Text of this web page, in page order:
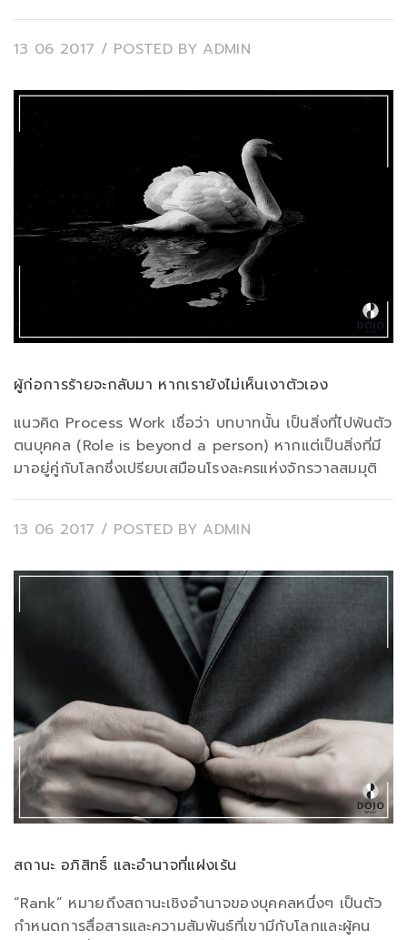
13 06 2017 / POSTED BY ADMIN
ผู้ก่อการร้ายจะกลับมา หากเรายังไม่เห็นเงาตัวเอง
แนวคิด Process Work เชื่อว่า บทบาทนั้น เป็นสิ่งที่ไปพ้นตัว
ตนบุคคล (Role is beyond a person) หากแต่เป็นสิ่งที่มี
มาอยู่คู่กับโลกซึ่งเปรียบเสมือนโรงละครแห่งจักรวาลสมมุติ
13 06 2017 / POSTED BY ADMIN
สถานะ อภิสิทธิ์ และอำนาจที่แฝงเร้น
“Rank” หมายถึงสถานะเชิงอำนาจของบุคคลหนึ่งๆ เป็นตัว
กำหนดการสื่อสารและความสัมพันธ์ที่เขามีกับโลกและผู้คน